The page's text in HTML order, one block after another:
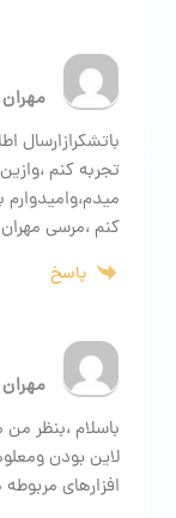
مهران
باتشکرازارسال
تجربه کنم
کنم ،مرسی مهران
پاسخ
مهران
باسلام ،بنظر
لاین بودن
افزارهای